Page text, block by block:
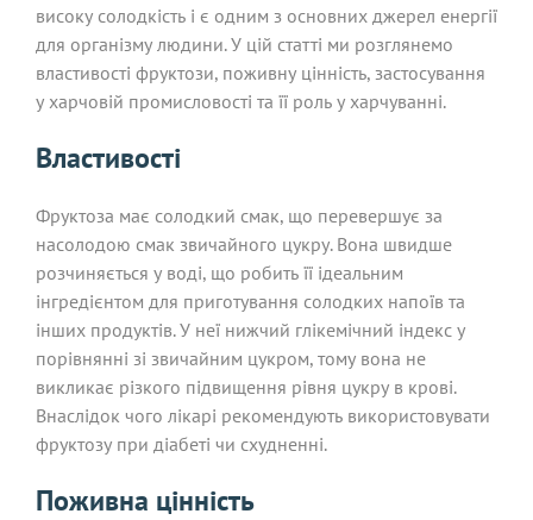
високу солодкість і є одним з основних джерел енергії
для організму людини. У цій статті ми розглянемо
властивості фруктози, поживну цінність, застосування
у харчовій промисловості та її роль у харчуванні.
Властивості
Фруктоза має солодкий смак, що перевершує за
насолодою смак звичайного цукру. Вона швидше
розчиняється у воді, що робить її ідеальним
інгредієнтом для приготування солодких напоїв та
інших продуктів. У неї нижчий глікемічний індекс у
порівнянні зі звичайним цукром, тому вона не
викликає різкого підвищення рівня цукру в крові.
Внаслідок чого лікарі рекомендують використовувати
фруктозу при діабеті чи схудненні.
Поживна цінність